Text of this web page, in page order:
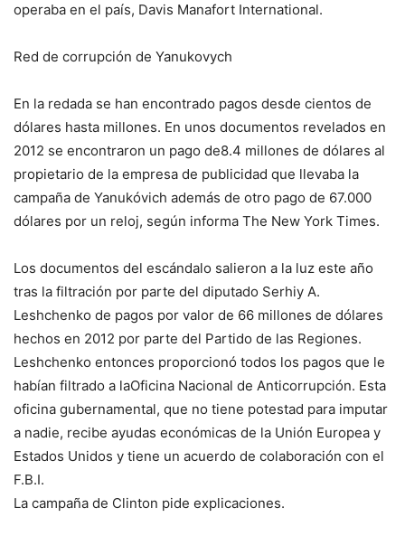
operaba en el país, Davis Manafort International.
Red de corrupción de Yanukovych
En la redada se han encontrado pagos desde cientos de
dólares hasta millones. En unos documentos revelados en
2012 se encontraron un pago de8.4 millones de dólares al
propietario de la empresa de publicidad que llevaba la
campaña de Yanukóvich además de otro pago de 67.000
dólares por un reloj, según informa The New York Times.
Los documentos del escándalo salieron a la luz este año
tras la filtración por parte del diputado Serhiy A.
Leshchenko de pagos por valor de 66 millones de dólares
hechos en 2012 por parte del Partido de las Regiones.
Leshchenko entonces proporcionó todos los pagos que le
habían filtrado a laOficina Nacional de Anticorrupción. Esta
oficina gubernamental, que no tiene potestad para imputar
a nadie, recibe ayudas económicas de la Unión Europea y
Estados Unidos y tiene un acuerdo de colaboración con el
F.B.I.
La campaña de Clinton pide explicaciones.